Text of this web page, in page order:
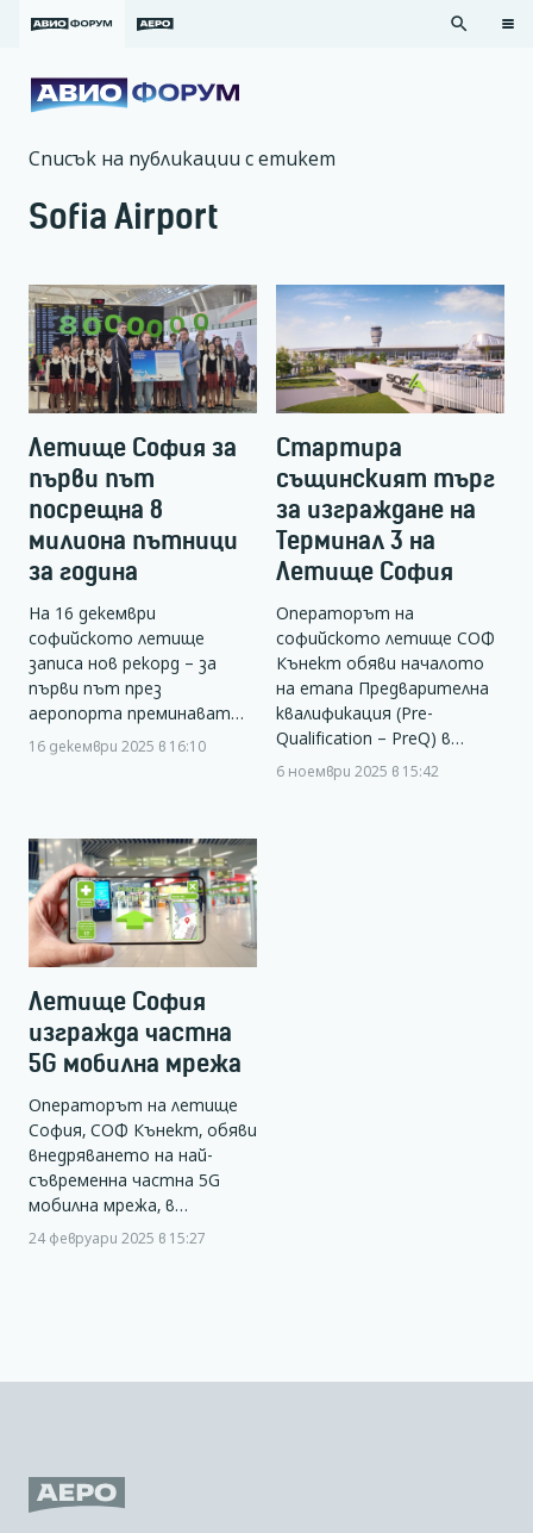
search
Списък на публикации с етикет
Sofia Airport
Летище София за
първи път
посрещна 8
милиона пътници
за година
На 16 декември
софийското летище
записа нов рекорд – за
първи път през
аеропорта преминават…
16 декември 2025 в 16:10
Стартира
същинският търг
за изграждане на
Терминал 3 на
Летище София
Операторът на
софийското летище СОФ
Кънект обяви началото
на етапа Предварителна
квалификация (Pre-
Qualification – PreQ) в…
6 ноември 2025 в 15:42
Летище София
изгражда частна
5G мобилна мрежа
Операторът на летище
София, СОФ Кънект, обяви
внедряването на най-
съвременна частна 5G
мобилна мрежа, в…
24 февруари 2025 в 15:27